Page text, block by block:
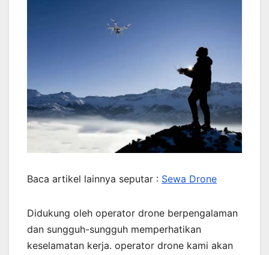
Baca artikel lainnya seputar : Sewa Drone
Didukung oleh operator drone berpengalaman
dan sungguh-sungguh memperhatikan
keselamatan kerja. operator drone kami akan